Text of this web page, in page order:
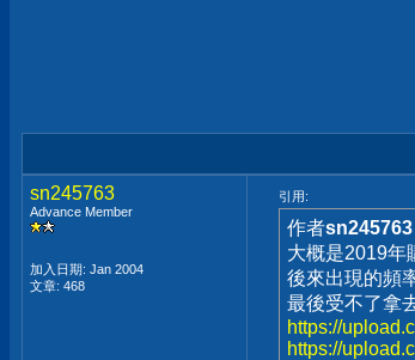
sn245763
Advance Member
加入日期: Jan 2004
文章: 468
引用:
作者sn245763
大概是2019年
後來出現的頻
最後受不了拿
https://
https://